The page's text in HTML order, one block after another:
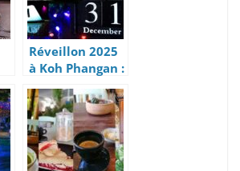
Réveillon 2025
à Koh Phangan :
Transports
Inclus depuis
Koh Samui !